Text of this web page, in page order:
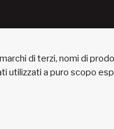
di terzi, nomi di
a puro scopo